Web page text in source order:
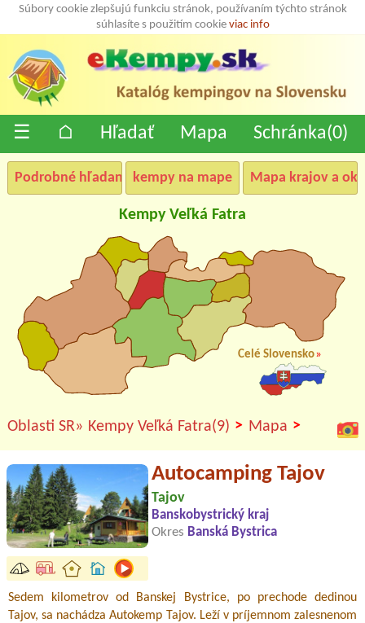
Súbory cookie zlepšujú funkciu stránok, používaním týchto stránok
súhlasíte s použitím cookie viac info
☰ ⌂ Hľadať Mapa Schránka(0)
Podrobné hľadanie kempy na mape Mapa krajov a
Kempy Veľká Fatra
Celé Slovensko»
Oblasti SR» Kempy Veľká Fatra(9) > Mapa >
Autocamping Tajov
Tajov
Banskobystrický kraj
Okres Banská Bystrica
Sedem kilometrov od Banskej Bystrice, po prechode dedinou
Tajov, sa nachádza Autokemp Tajov. Leží v príjemnom zalesnenom